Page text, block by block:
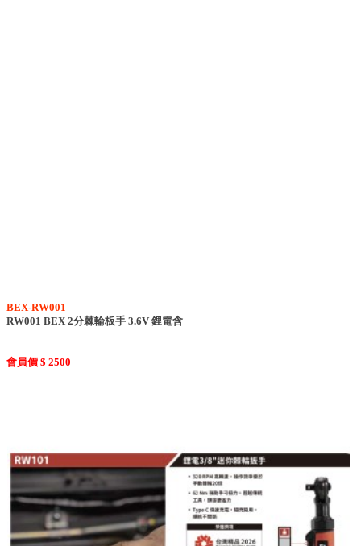
BEX-RW001
RW001 BEX 2分棘輪板手 3.6V 鋰電含
會員價 $ 2500